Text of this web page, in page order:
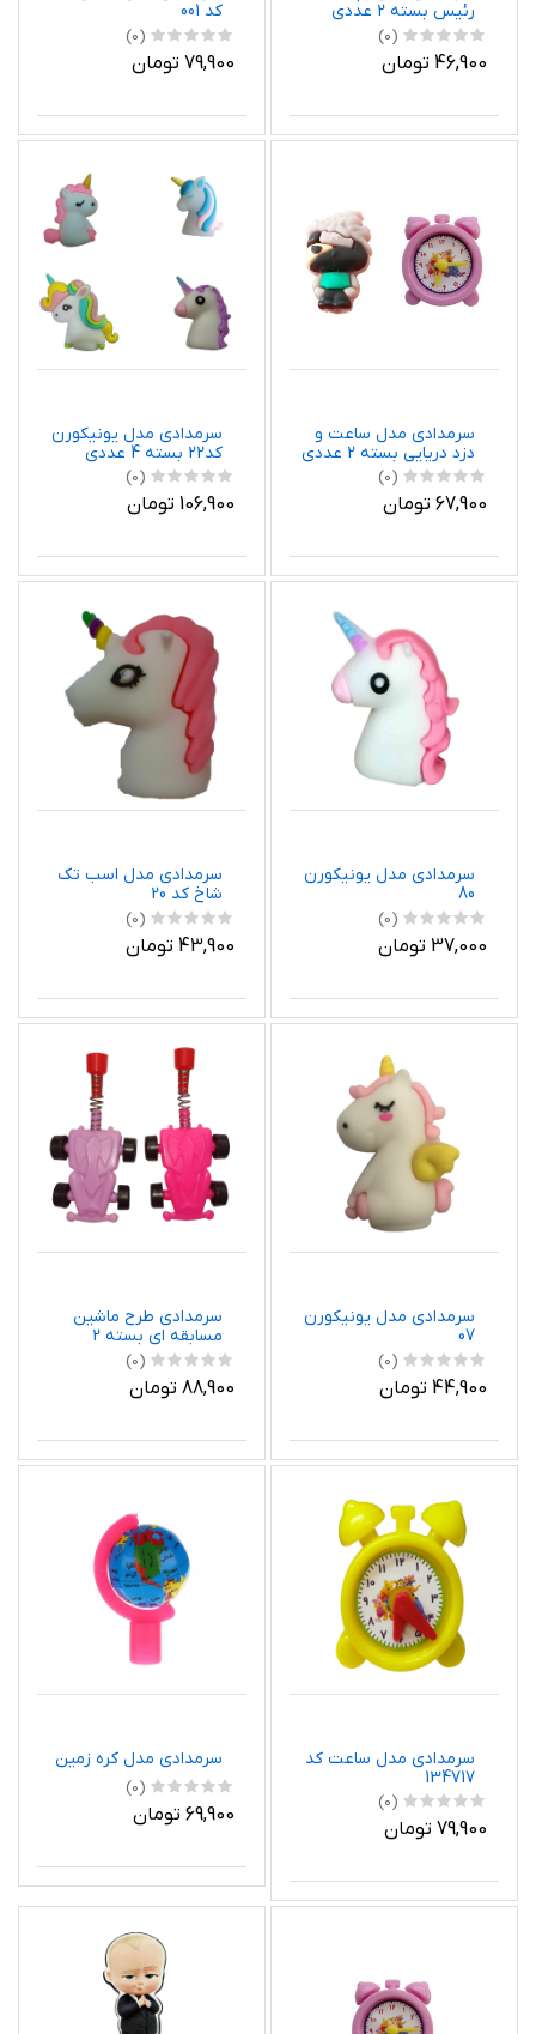
رئیس بسته 2 عددی
(0)
46,900 تومان
کد 001
(0)
79,900 تومان
سرمدادی مدل ساعت و
دزد دریایی بسته 2 عددی
(0)
67,900 تومان
سرمدادی مدل یونیکورن
کد22 بسته 4 عددی
(0)
106,900 تومان
سرمدادی مدل یونیکورن
80
(0)
37,000 تومان
سرمدادی مدل اسب تک
شاخ کد 20
(0)
43,900 تومان
سرمدادی مدل یونیکورن
07
(0)
44,900 تومان
سرمدادی طرح ماشین
مسابقه ای بسته 2
عددی
(0)
88,900 تومان
سرمدادی مدل ساعت کد
134717
(0)
79,900 تومان
سرمدادی مدل کره زمین
(0)
69,900 تومان